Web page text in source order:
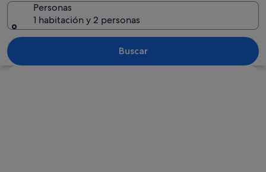
Un pueblo costero con un puerto
Personas
1 habitación y 2 personas
Buscar